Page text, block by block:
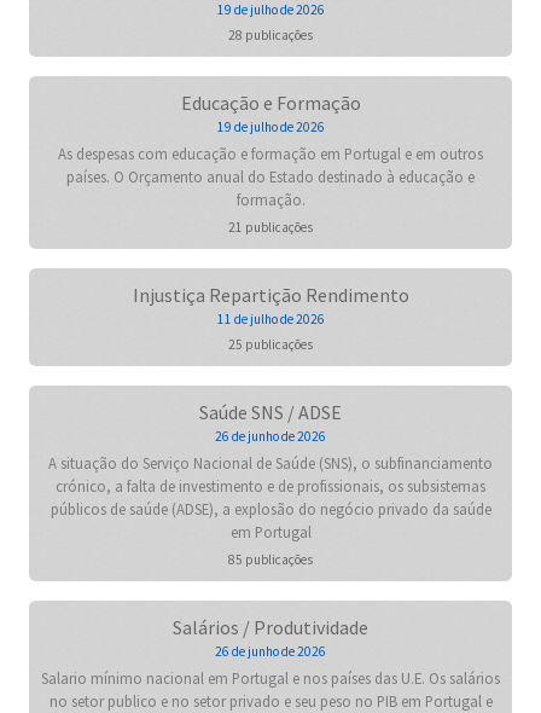
19 de julho de 2026
28 publicações
Educação e Formação
19 de julho de 2026
As despesas com educação e formação em Portugal e em outros
países. O Orçamento anual do Estado destinado à educação e
formação.
21 publicações
Injustiça Repartição Rendimento
11 de julho de 2026
25 publicações
Saúde SNS / ADSE
26 de junho de 2026
A situação do Serviço Nacional de Saúde (SNS), o subfinanciamento
crónico, a falta de investimento e de profissionais, os subsistemas
públicos de saúde (ADSE), a explosão do negócio privado da saúde
em Portugal
85 publicações
Salários / Produtividade
26 de junho de 2026
Salario mínimo nacional em Portugal e nos países das U.E. Os salários
no setor publico e no setor privado e seu peso no PIB em Portugal e